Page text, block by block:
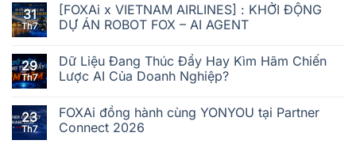
31
Th7
[FOXAi x VIETNAM AIRLINES] : KHỞI ĐỘNG
DỰ ÁN ROBOT FOX – AI AGENT
29
Th7
Dữ Liệu Đang Thúc Đẩy Hay Kìm Hãm Chiến
Lược AI Của Doanh Nghiệp?
23
Th7
FOXAi đồng hành cùng YONYOU tại Partner
Connect 2026